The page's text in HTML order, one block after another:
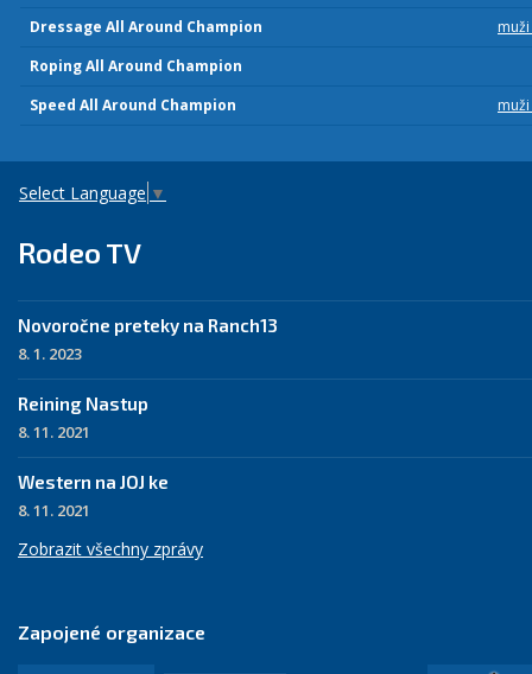
Dressage All Around Champion
Roping All Around Champion
Speed All Around Champion
Select Language ▼
Rodeo TV
Novoročne preteky na Ranch13
8. 1. 2023
Reining Nastup
8. 11. 2021
Western na JOJ ke
8. 11. 2021
Zobrazit všechny zprávy
Zapojené organizace